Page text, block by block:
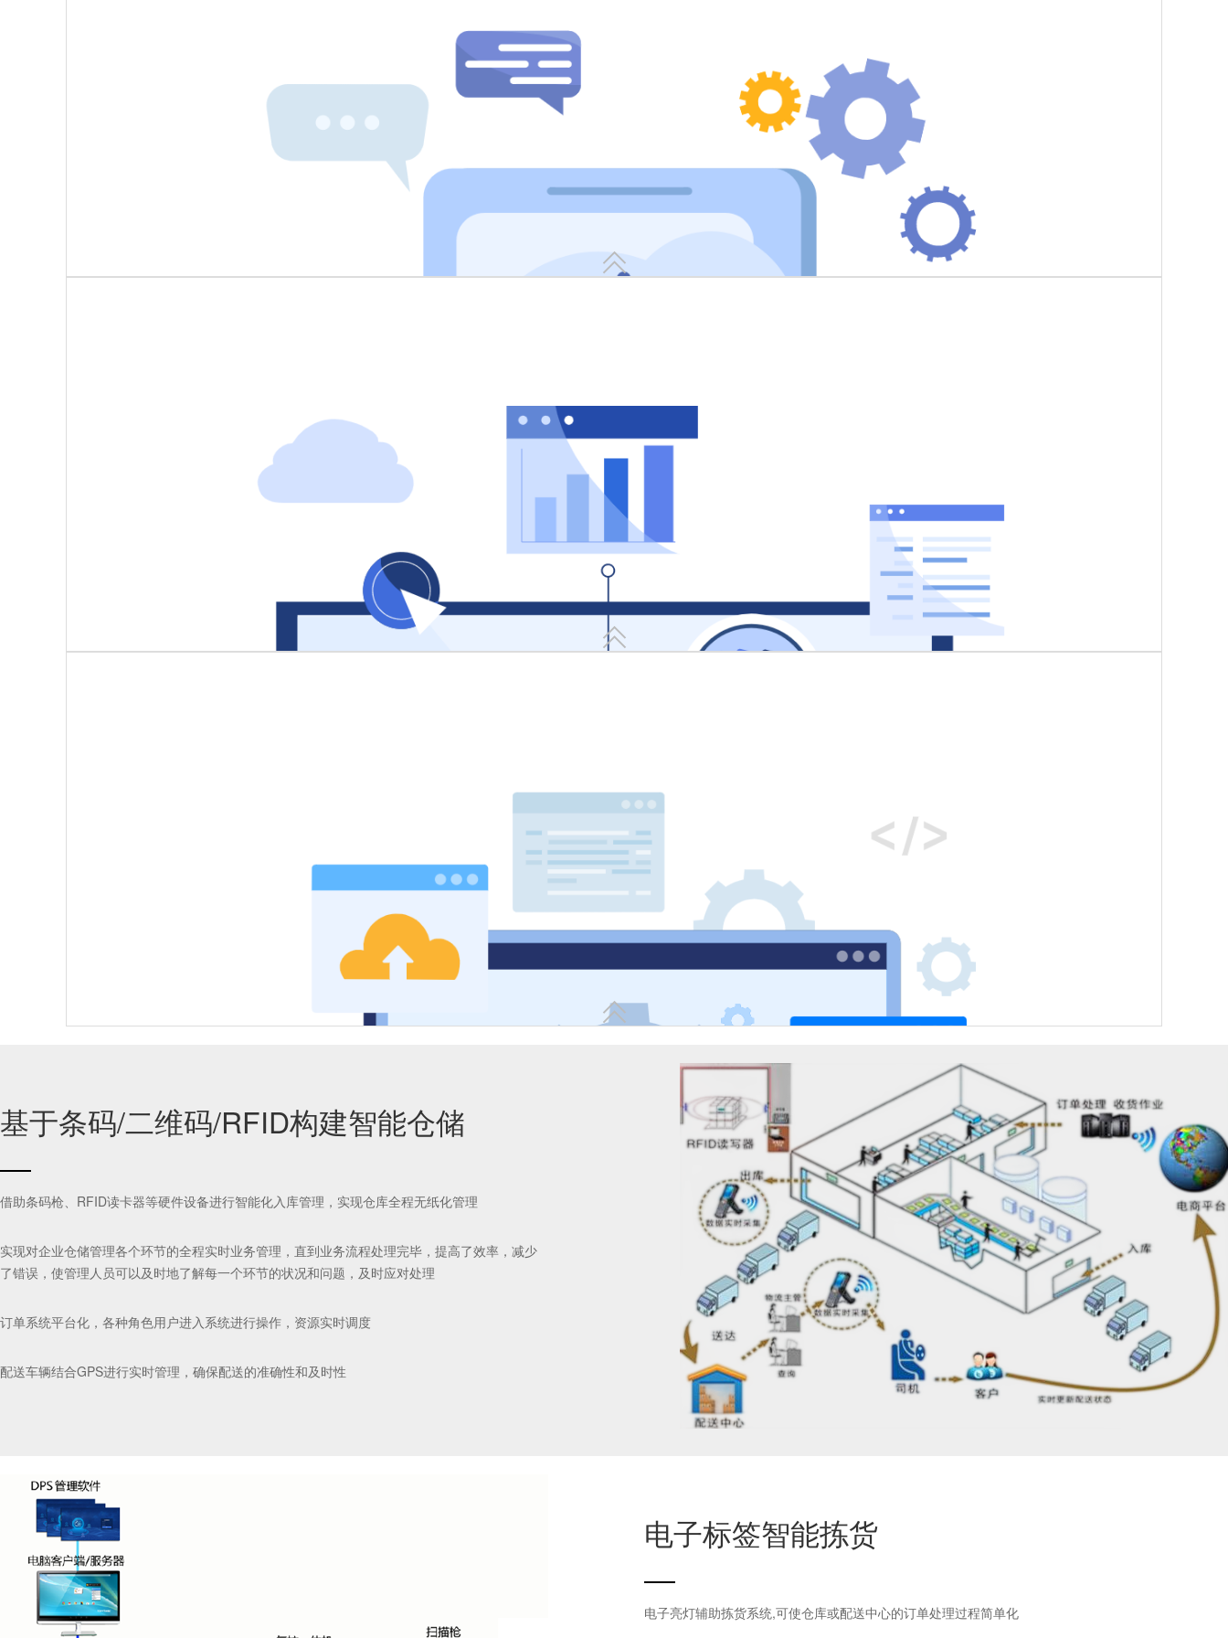
一、 智能分拣与即时指引
原材料库部署RFID标签，自动记录规格、批次、库存位置，与MES系统联动实现自动匹配领用
二、 在制品（WIP）实时调度

电子看板可视化展示在制品位置、加工进度，异常停滞自动报警
三、 原材料与成品的精准化

四、 生产与仓储的数字化协同

集成ERP/MES数据，动态调整物料配送优先级
应急响应机制
紧急订单自动计算缺料情况，生成替代方案
基于条码/二维码/RFID构建智能仓储
借助条码枪、RFID读卡器等硬件设备进行智能化入库管理，实现仓库全程无纸化管理
实现对企业仓储管理各个环节的全程实时业务管理，直到业务流程处理完毕，提高了效率，减少
了错误，使管理人员可以及时地了解每一个环节的状况和问题，及时应对处理
订单系统平台化，各种角色用户进入系统进行操作，资源实时调度
配送车辆结合GPS进行实时管理，确保配送的准确性和及时性
电子标签智能拣货
电子亮灯辅助拣货系统,可使仓库或配送中心的订单处理过程简单化